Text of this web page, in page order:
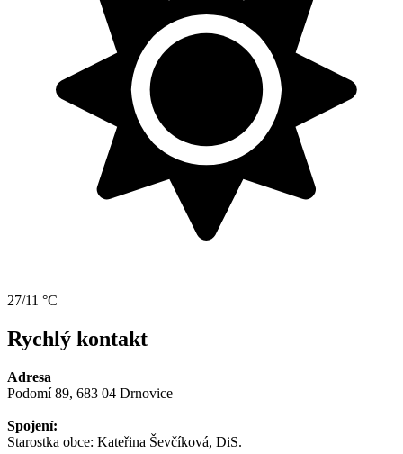
27/11 °C
Rychlý kontakt
Adresa
Podomí 89, 683 04 Drnovice
Spojení:
Starostka obce: Kateřina Ševčíková, DiS.